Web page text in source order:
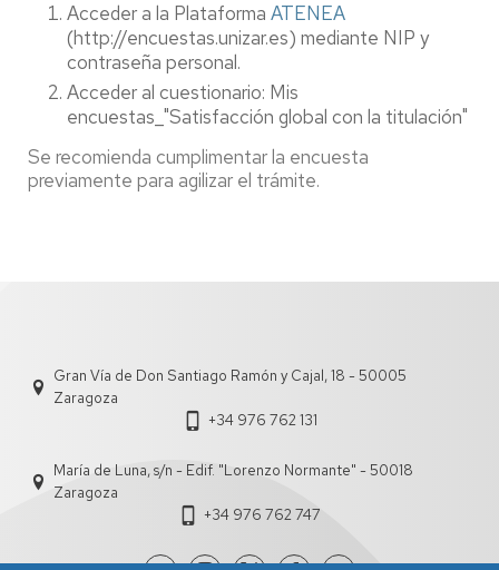
Acceder a la Plataforma ATENEA
(http://encuestas.unizar.es) mediante NIP y
contraseña personal.
Acceder al cuestionario: Mis
encuestas_"Satisfacción global con la titulación"
Se recomienda cumplimentar la encuesta
previamente para agilizar el trámite.
Gran Vía de Don Santiago Ramón y Cajal, 18 - 50005
Zaragoza
+34 976 762 131
María de Luna, s/n - Edif. "Lorenzo Normante" - 50018
Zaragoza
+34 976 762 747